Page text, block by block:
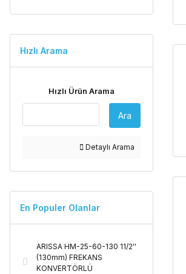
Hızlı Arama
Hızlı Ürün Arama
Ara
Detaylı Arama
En Populer Olanlar
ARISSA HM-25-60-130 11/2''
(130mm) FREKANS
KONVERTÖRLÜ